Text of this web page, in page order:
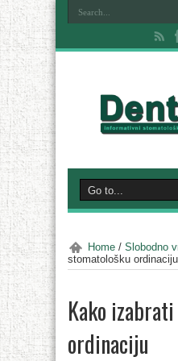
Home / Slobodno
stomatološku ordinaciju
Kako
ordinaciju